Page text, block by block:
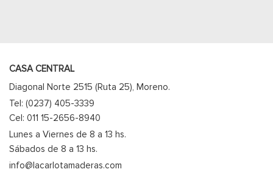
CASA CENTRAL
Diagonal Norte 2515 (Ruta 25), Moreno.
Tel: (0237) 405-3339
Cel: 011 15-2656-8940
Lunes a Viernes de 8 a 13 hs.
Sábados de 8 a 13 hs.
info@lacarlotamaderas.com